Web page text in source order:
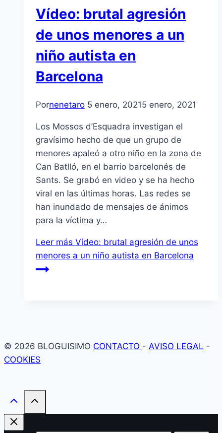
Vídeo: brutal agresión
de unos menores a un
niño autista en
Barcelona
Pornenetaro 5 enero, 20215 enero, 2021
Los Mossos d’Esquadra investigan el
gravísimo hecho de que un grupo de
menores apaleó a otro niño en la zona de
Can Batlló, en el barrio barcelonés de
Sants. Se grabó en video y se ha hecho
viral en las últimas horas. Las redes se
han inundado de mensajes de ánimos
para la víctima y…
Leer más Vídeo: brutal agresión de unos
menores a un niño autista en Barcelona
© 2026 BLOGUISIMO CONTACTO - AVISO LEGAL -
COOKIES